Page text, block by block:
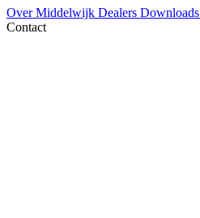
Over Middelwijk Dealers Downloads
Contact